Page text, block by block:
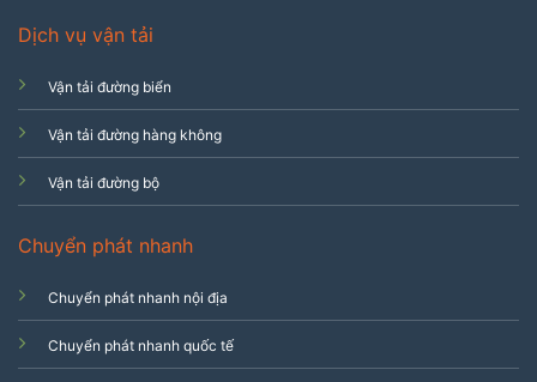
Dịch vụ vận tải
Vận tải đường biển
Vận tải đường hàng không
Vận tải đường bộ
Chuyển phát nhanh
Chuyển phát nhanh nội địa
Chuyển phát nhanh quốc tế